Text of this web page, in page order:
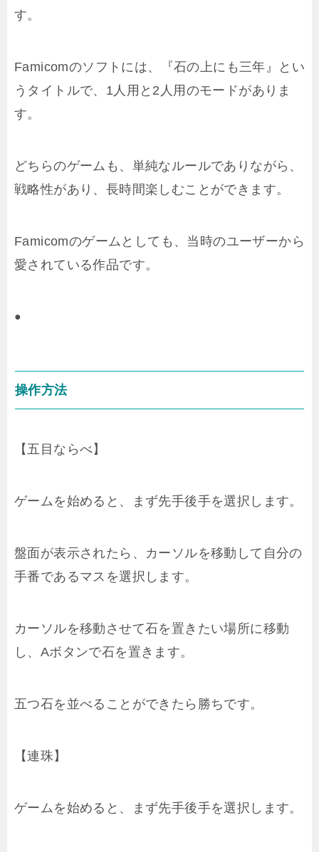
す。
Famicomのソフトには、『石の上にも三年』とい
うタイトルで、1人用と2人用のモードがありま
す。
どちらのゲームも、単純なルールでありながら、
戦略性があり、長時間楽しむことができます。
Famicomのゲームとしても、当時のユーザーから
愛されている作品です。
●
操作方法
【五目ならべ】
ゲームを始めると、まず先手後手を選択します。
盤面が表示されたら、カーソルを移動して自分の
手番であるマスを選択します。
カーソルを移動させて石を置きたい場所に移動
し、Aボタンで石を置きます。
五つ石を並べることができたら勝ちです。
【連珠】
ゲームを始めると、まず先手後手を選択します。